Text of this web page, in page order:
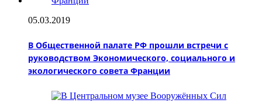
05.03.2019
В Общественной палате РФ прошли встречи с
руководством Экономического, социального и
экологического совета Франции